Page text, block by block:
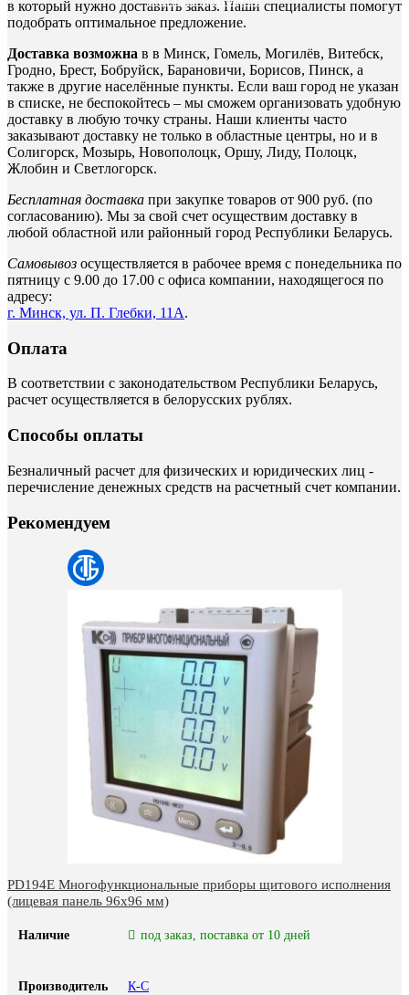
в который нужно доставить заказ. Наши специалисты помогут
подобрать оптимальное предложение.
Доставка возможна в в Минск, Гомель, Могилёв, Витебск,
Гродно, Брест, Бобруйск, Барановичи, Борисов, Пинск, а
также в другие населённые пункты. Если ваш город не указан
в списке, не беспокойтесь – мы сможем организовать удобную
доставку в любую точку страны. Наши клиенты часто
заказывают доставку не только в областные центры, но и в
Солигорск, Мозырь, Новополоцк, Оршу, Лиду, Полоцк,
Жлобин и Светлогорск.
Бесплатная доставка при закупке товаров от 900 руб. (по
согласованию). Мы за свой счет осуществим доставку в
любой областной или районный город Республики Беларусь.
Самовывоз осуществляется в рабочее время с понедельника по
пятницу с 9.00 до 17.00 с офиса компании, находящегося по
адресу:
г. Минск, ул. П. Глебки, 11А.
Оплата
В соответствии с законодательством Республики Беларусь,
расчет осуществляется в белорусских рублях.
Способы оплаты
Безналичный расчет для физических и юридических лиц -
перечисление денежных средств на расчетный счет компании.
Рекомендуем
PD194E Многофункциональные приборы щитового исполнения
(лицевая панель 96х96 мм)
Наличие под заказ, поставка от 10 дней
Производитель К-С